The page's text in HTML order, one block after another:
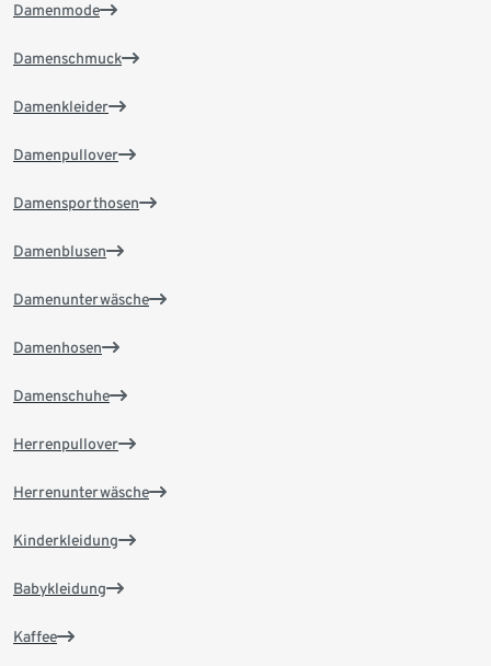
Damenmode
Damenschmuck
Damenkleider
Damenpullover
Damensporthosen
Damenblusen
Damenunterwäsche
Damenhosen
Damenschuhe
Herrenpullover
Herrenunterwäsche
Kinderkleidung
Babykleidung
Kaffee